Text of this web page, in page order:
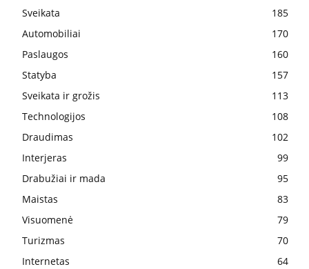
Sveikata
185
Automobiliai
170
Paslaugos
160
Statyba
157
Sveikata ir grožis
113
Technologijos
108
Draudimas
102
Interjeras
99
Drabužiai ir mada
95
Maistas
83
Visuomenė
79
Turizmas
70
Internetas
64